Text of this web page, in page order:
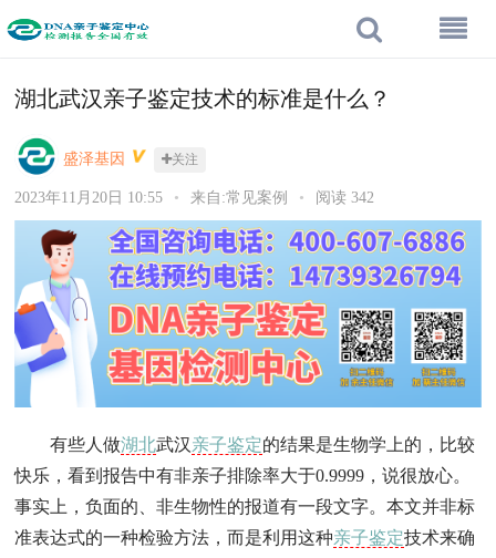
湖北武汉亲子鉴定技术的标准是什么？
盛泽基因 关注
2023年11月20日 10:55 • 来自:常见案例 • 阅读 342
有些人做湖北武汉亲子鉴定的结果是生物学上的，比较
快乐，看到报告中有非亲子排除率大于0.9999 ，说很放心。
事实上，负面的、非生物性的报道有一段文字。本文并非标
准表达式的一种检验方法，而是利用这种亲子鉴定技术来确